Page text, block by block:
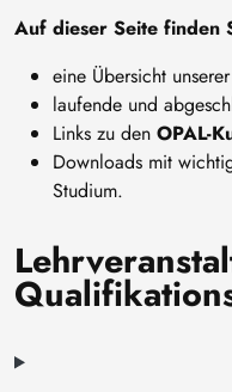
Auf dieser Seite finden
eine Übersicht unserer
laufende und
Links zu den OPAL-
Downloads mit
Studium.